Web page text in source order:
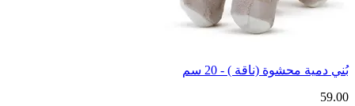
بُني دمية محشوة (ناقة ) - 20 سم
59.00